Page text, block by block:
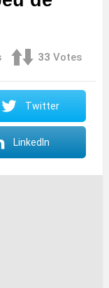
33 Votes
Twitter
LinkedIn